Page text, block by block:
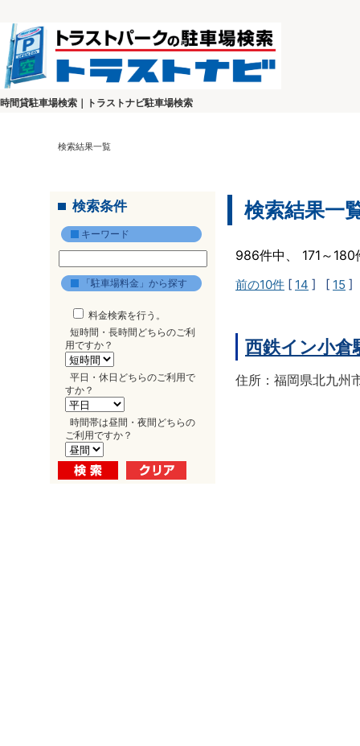
時間貸駐車場検索｜トラストナビ駐車場検索
検索結果一覧
検索条件
キーワード
「駐車場料金」から探す
料金検索を行う。
短時間・長時間どちらのご利
用ですか？
平日・休日どちらのご利用で
すか？
時間帯は昼間・夜間どちらの
ご利用ですか？
検索結果一
986件中、 171～
前の10件 [ 14 ] [ 15 ]
西鉄イン小倉
住所：福岡県北九州